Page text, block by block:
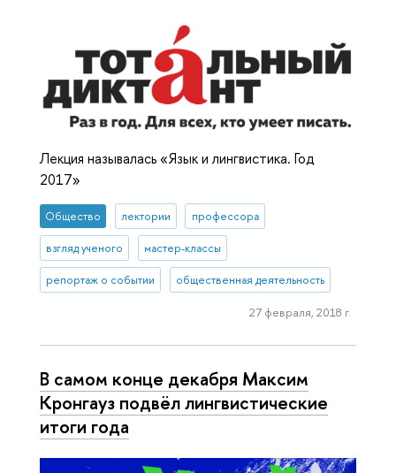
Лекция называлась «Язык и лингвистика. Год
2017»
Общество лектории профессора
взгляд ученого мастер-классы
репортаж о событии общественная деятельность
27 февраля, 2018 г.
В самом конце декабря Максим
Кронгауз подвёл лингвистические
итоги года